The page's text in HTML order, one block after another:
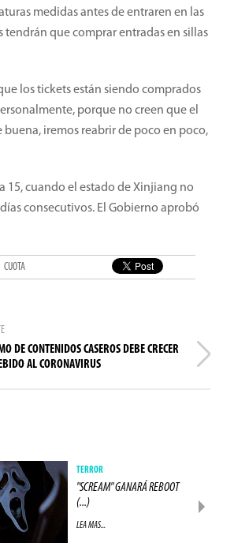
medidas antes de entraren en las
tendrán que comprar entradas en sillas
los tickets están siendo comprados
porque no creen que el
buena, iremos reabrir de poco en poco,
15, cuando el estado de Xinjiang no
consecutivos. El Gobierno aprobó
CUOTA
DE CONTENIDOS CASEROS DEBE CRECER
AL CORONAVIRUS
TERROR
"SCREAM" GANARÁ REBOOT
(...)
LEA MAS...